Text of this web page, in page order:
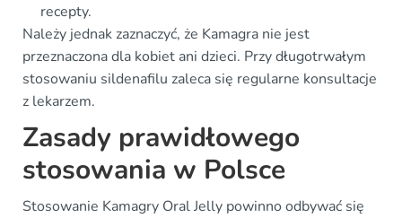
recepty.
Należy jednak zaznaczyć, że Kamagra nie jest
przeznaczona dla kobiet ani dzieci. Przy długotrwałym
stosowaniu sildenafilu zaleca się regularne konsultacje
z lekarzem.
Zasady prawidłowego
stosowania w Polsce
Stosowanie Kamagry Oral Jelly powinno odbywać się